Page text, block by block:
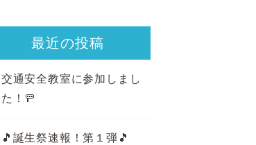
最近の投稿
交通安全教室に参加しまし
た！🚥
🎵誕生祭速報！第１弾🎵